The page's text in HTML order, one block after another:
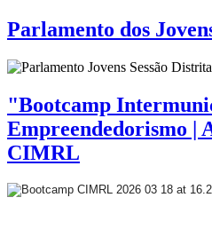
Parlamento dos
"Bootcamp
Empreendedorismo |
CIMRL